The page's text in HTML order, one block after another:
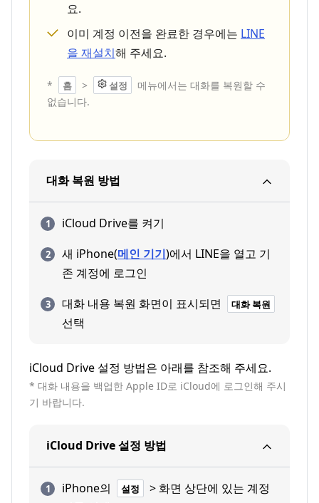
요.
이미 계정 이전을 완료한 경우에는 LINE
을 재설치해 주세요.
* 홈 > 설정
메뉴에서는 대화를 복원할 수
없습니다.
대화 복원 방법
iCloud Drive를 켜기
새 iPhone(메인 기기)에서 LINE을 열고 기
존 계정에 로그인
대화 내용 복원 화면이 표시되면
대화 복원
선택
iCloud Drive 설정 방법은 아래를 참조해 주세요.
* 대화 내용을 백업한 Apple ID로 iCloud에 로그인해 주시
기 바랍니다.
iCloud Drive 설정 방법
iPhone의 설정
> 화면 상단에 있는 계정